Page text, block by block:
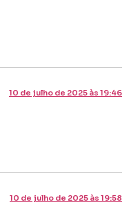
10 de julho de 2025 às 19:46
10 de julho de 2025 às 19:58